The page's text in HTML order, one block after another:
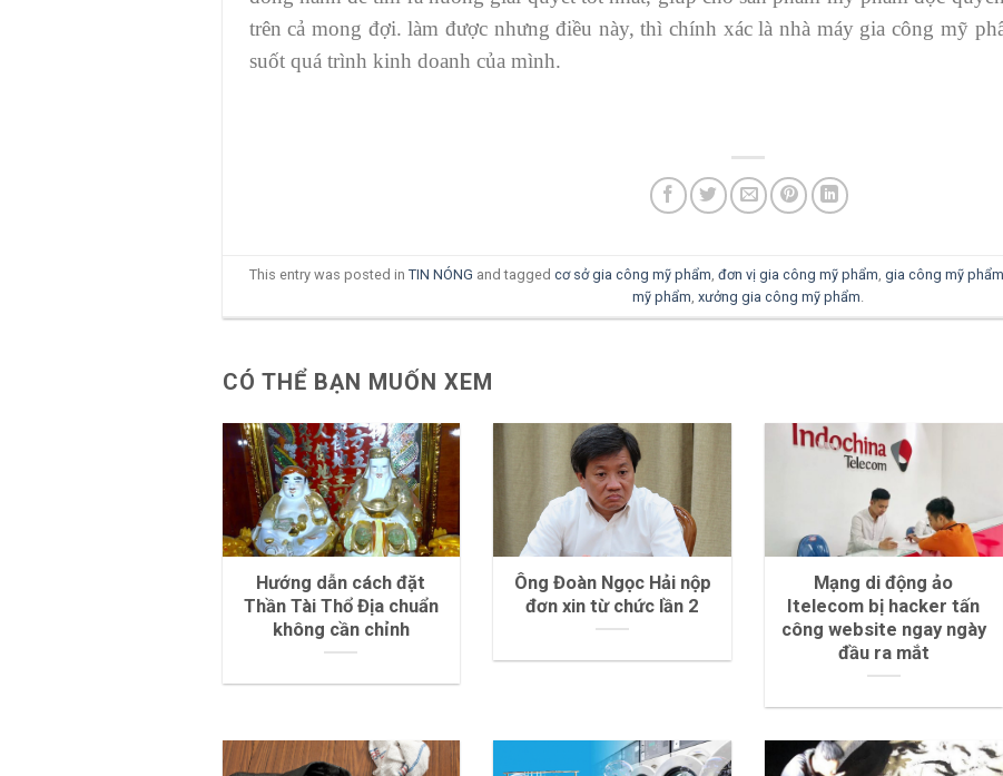
trên cả mong đợi. làm được nhưng điều này, thì chính xác là nhà máy gia công mỹ
suốt quá trình kinh doanh của mình.
This entry was posted in TIN NÓNG and tagged cơ sở gia công mỹ phẩm đơn vị gia công mỹ phẩm gia công mỹ phẩm
mỹ phẩm xưởng gia công mỹ phẩm
CÓ THỂ BẠN MUỐN XEM
Hướng dẫn cách đặt
Thần Tài Thổ Địa chuẩn
không cần chỉnh
Ông Đoàn Ngọc Hải nộp
đơn xin từ chức lần 2
Mạng di động ảo
Itelecom bị hacker tấn
công website ngay ngày
đầu ra mắt